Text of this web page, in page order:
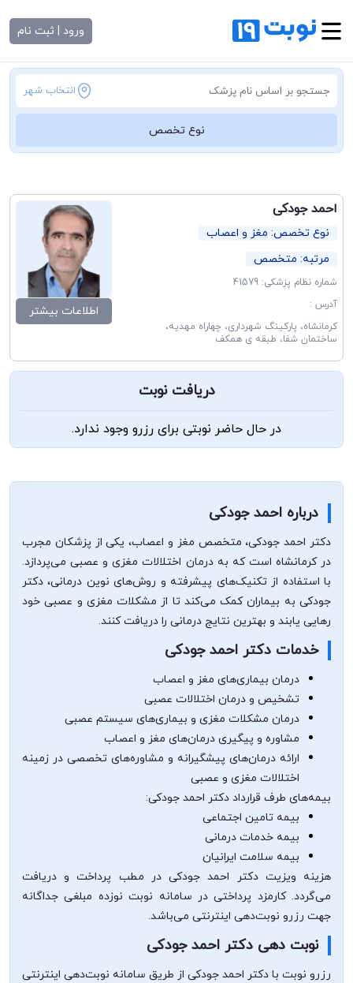
ورود | ثبت نام
انتخاب شهر
نوع تخصص
احمد جودکی
نوع تخصص: مغز و اعصاب
مرتبه: متخصص
شماره نظام پزشکی: 41579
آدرس :
کرمانشاه، پارکینگ شهرداری، چهاراه مهدیه،
ساختمان شفا، طبقه ی همکف
اطلاعات بیشتر
دریافت نوبت
در حال حاضر نوبتی برای رزرو وجود ندارد.
درباره احمد جودکی
دکتر احمد جودکی، متخصص مغز و اعصاب، یکی از پزشکان مجرب
در کرمانشاه است که به درمان اختلالات مغزی و عصبی می‌پردازد.
با استفاده از تکنیک‌های پیشرفته و روش‌های نوین درمانی، دکتر
جودکی به بیماران کمک می‌کند تا از مشکلات مغزی و عصبی خود
رهایی یابند و بهترین نتایج درمانی را دریافت کنند.
خدمات دکتر احمد جودکی
درمان بیماری‌های مغز و اعصاب
تشخیص و درمان اختلالات عصبی
درمان مشکلات مغزی و بیماری‌های سیستم عصبی
مشاوره و پیگیری درمان‌های مغز و اعصاب
ارائه درمان‌های پیشگیرانه و مشاوره‌های تخصصی در زمینه
اختلالات مغزی و عصبی
بیمه‌های طرف قرارداد دکتر احمد جودکی:
بیمه تامین اجتماعی
بیمه خدمات درمانی
بیمه سلامت ایرانیان
هزینه ویزیت دکتر احمد جودکی در مطب پرداخت و دریافت
می‌گردد. کارمزد پرداختی در سامانه نوبت نوزده مبلغی جداگانه
جهت رزرو نوبت‌دهی اینترنتی می‌باشد.
نوبت دهی دکتر احمد جودکی
رزرو نوبت با دکتر احمد جودکی از طریق سامانه نوبت‌دهی اینترنتی